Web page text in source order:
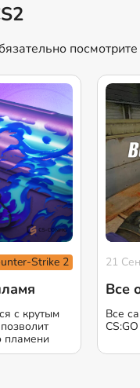
Strike 2
с крутым
пламени
21
Все
Все
CS:GO